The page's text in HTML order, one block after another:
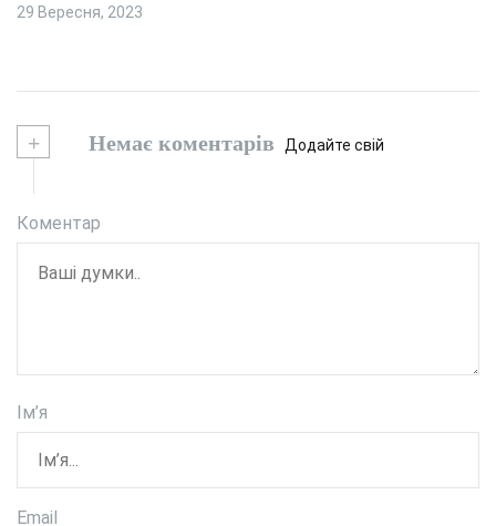
29 Вересня, 2023
+ Немає коментарів Додайте свій
Коментар
Ім’я
Email